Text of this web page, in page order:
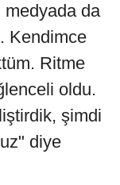
da
Kendimce
Ritme
oldu.
şimdi
diye